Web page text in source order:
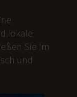
lokale
Sie im
und